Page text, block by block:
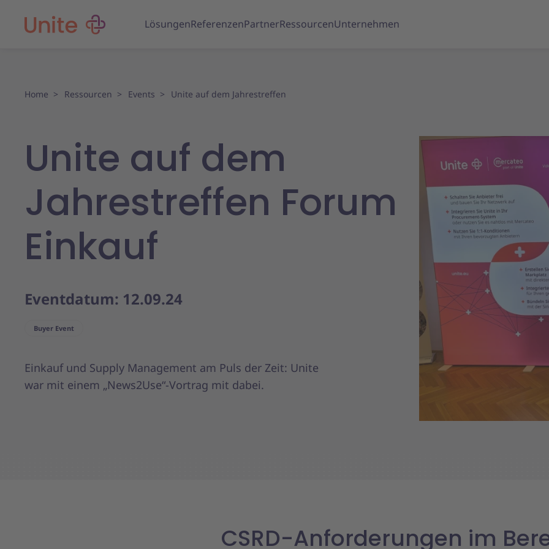
LösungenReferenzenPartnerRessourcenUnternehmen
Home Ressourcen Events Unite auf dem Jahrestreffen
Unite auf dem
Jahrestreffen Forum
Einkauf
Eventdatum: 12.09.24
Buyer Event
Einkauf und Supply Management am Puls der Zeit: Unite
war mit einem „News2Use“-Vortrag mit dabei.
CSRD-Anforderungen im